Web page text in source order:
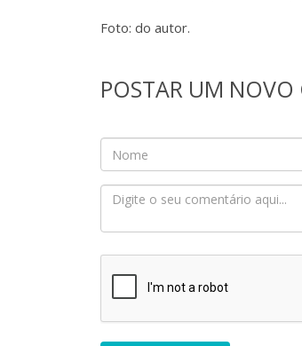
Foto: do autor.
POSTAR UM